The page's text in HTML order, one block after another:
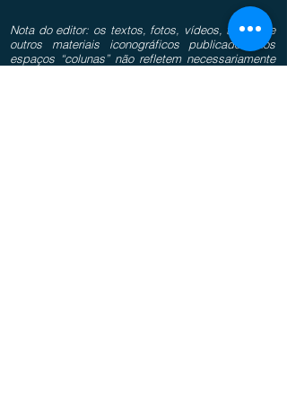
Nota do editor: os textos, fotos, vídeos, tabelas e
outros materiais iconográficos publicados nos
espaços “colunas” não refletem necessariamente